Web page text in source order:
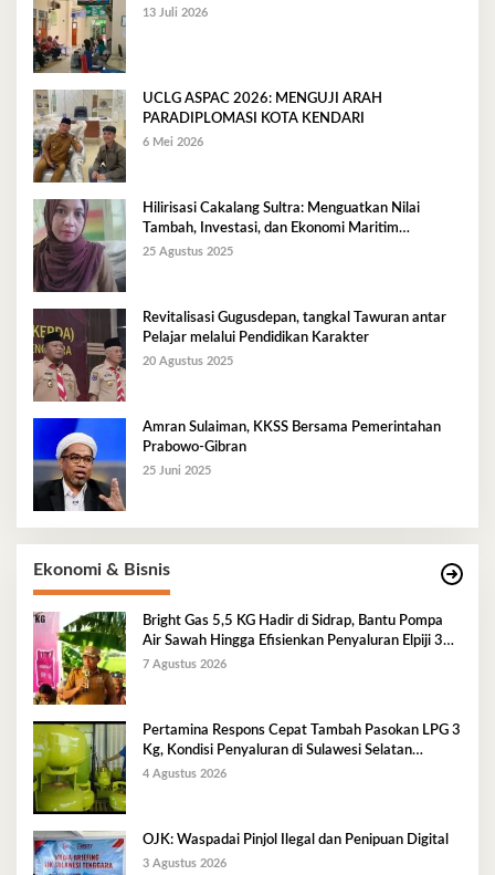
13 Juli 2026
UCLG ASPAC 2026: MENGUJI ARAH
PARADIPLOMASI KOTA KENDARI
6 Mei 2026
Hilirisasi Cakalang Sultra: Menguatkan Nilai
Tambah, Investasi, dan Ekonomi Maritim
Berkelanjutan
25 Agustus 2025
Revitalisasi Gugusdepan, tangkal Tawuran antar
Pelajar melalui Pendidikan Karakter
20 Agustus 2025
Amran Sulaiman, KKSS Bersama Pemerintahan
Prabowo-Gibran
25 Juni 2025
Ekonomi & Bisnis
Bright Gas 5,5 KG Hadir di Sidrap, Bantu Pompa
Air Sawah Hingga Efisienkan Penyaluran Elpiji 3
Kg
7 Agustus 2026
Pertamina Respons Cepat Tambah Pasokan LPG 3
Kg, Kondisi Penyaluran di Sulawesi Selatan
Berlangsung Kondusif
4 Agustus 2026
OJK: Waspadai Pinjol Ilegal dan Penipuan Digital
3 Agustus 2026